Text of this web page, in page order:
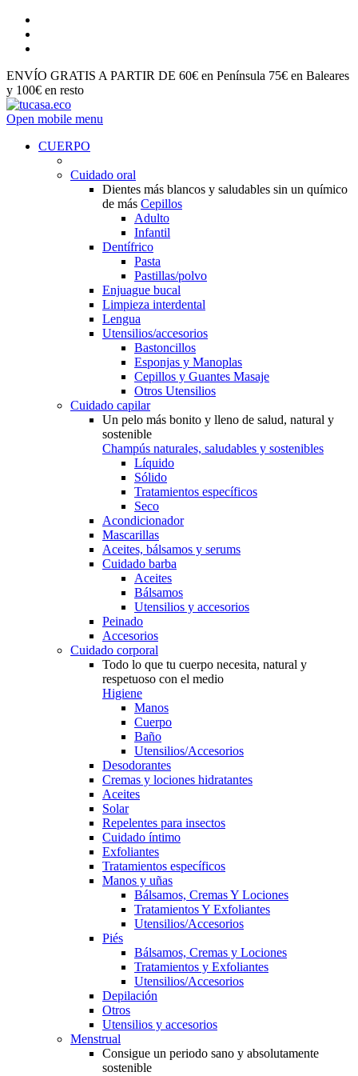
ENVÍO GRATIS A PARTIR DE 60€ en Península 75€ en Baleares
y 100€ en resto
Open mobile menu
CUERPO
Cuidado oral
Dientes más blancos y saludables sin un químico
de más Cepillos
Adulto
Infantil
Dentífrico
Pasta
Pastillas/polvo
Enjuague bucal
Limpieza interdental
Lengua
Utensilios/accesorios
Bastoncillos
Esponjas y Manoplas
Cepillos y Guantes Masaje
Otros Utensilios
Cuidado capilar
Un pelo más bonito y lleno de salud, natural y
sostenible
Champús naturales, saludables y sostenibles
Líquido
Sólido
Tratamientos específicos
Seco
Acondicionador
Mascarillas
Aceites, bálsamos y serums
Cuidado barba
Aceites
Bálsamos
Utensilios y accesorios
Peinado
Accesorios
Cuidado corporal
Todo lo que tu cuerpo necesita, natural y
respetuoso con el medio
Higiene
Manos
Cuerpo
Baño
Utensilios/Accesorios
Desodorantes
Cremas y lociones hidratantes
Aceites
Solar
Repelentes para insectos
Cuidado íntimo
Exfoliantes
Tratamientos específicos
Manos y uñas
Bálsamos, Cremas Y Lociones
Tratamientos Y Exfoliantes
Utensilios/Accesorios
Piés
Bálsamos, Cremas y Lociones
Tratamientos y Exfoliantes
Utensilios/Accesorios
Depilación
Otros
Utensilios y accesorios
Menstrual
Consigue un periodo sano y absolutamente
sostenible